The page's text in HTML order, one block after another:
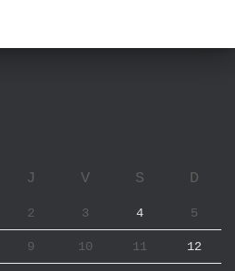
J V S D
2 3 4 5
9 10 11 12